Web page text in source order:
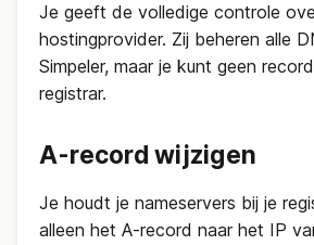
Je geeft de volledige controle
hostingprovider. Zij beheren alle
Simpeler, maar je kunt geen
registrar.
A-record wijzigen
Je houdt je nameservers bij je
alleen het A-record naar het IP